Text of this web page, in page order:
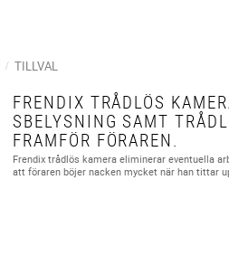
TILLVAL
FRENDIX TRÅDLÖS
SBELYSNING SAMT
FRAMFÖR FÖRAREN.
Frendix trådlös kamera eliminerar eventuella
att föraren böjer nacken mycket när han tittar